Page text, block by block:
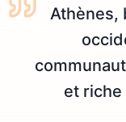
Athènes,
et